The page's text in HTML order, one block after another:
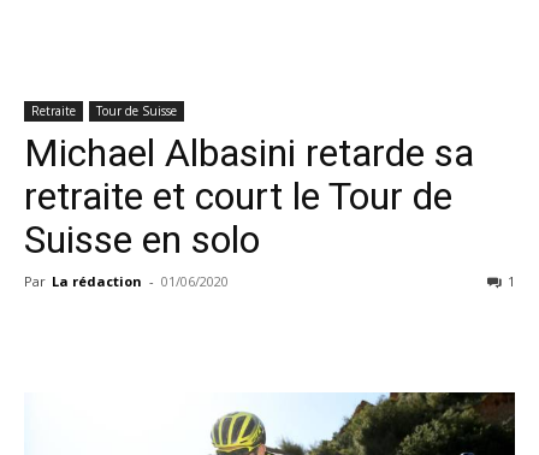
Retraite Tour de Suisse
Michael Albasini retarde sa
retraite et court le Tour de
Suisse en solo
Par La rédaction - 01/06/2020 1